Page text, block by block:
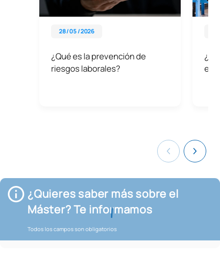
28 / 05 / 2026
¿Qué es la prevención de
riesgos laborales?
¿Quieres saber más sobre el
Máster? Te informamos
Todos los campos son obligatorios